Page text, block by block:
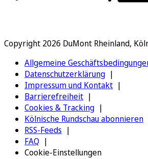
Copyright 2026 DuMont Rheinland,
Allgemeine
Datenschutzerklärung
Impressum und Kontakt
Barrierefreiheit
Cookies & Tracking
Kölnische Rundschau abonnieren
RSS-Feeds
FAQ
Cookie-Einstellungen